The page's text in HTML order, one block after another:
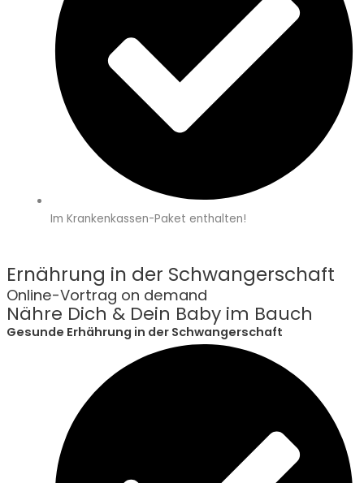
Im Krankenkassen-Paket enthalten!
Ernährung in der Schwangerschaft
Online-Vortrag on demand
Nähre Dich & Dein Baby im Bauch
Gesunde Erhährung in der Schwangerschaft